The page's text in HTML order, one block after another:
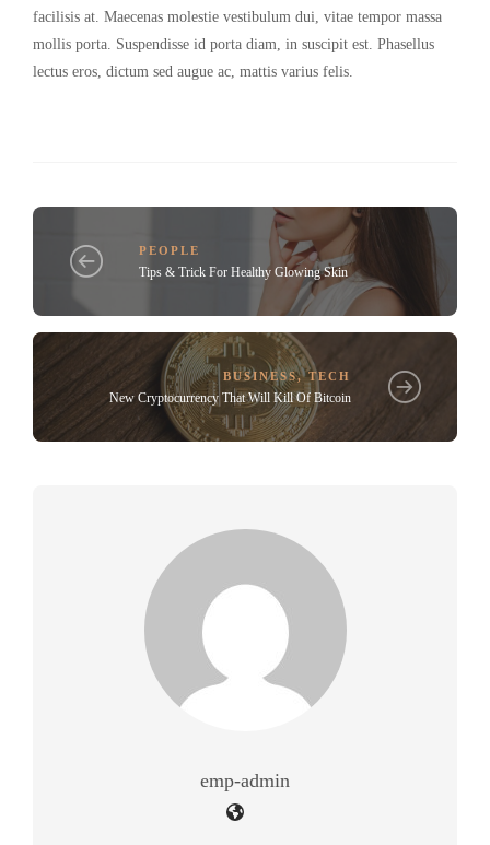
facilisis at. Maecenas molestie vestibulum dui, vitae tempor massa
mollis porta. Suspendisse id porta diam, in suscipit est. Phasellus
lectus eros, dictum sed augue ac, mattis varius felis.
PEOPLE
Tips & Trick For Healthy Glowing Skin
BUSINESS, TECH
New Cryptocurrency That Will Kill Of Bitcoin
emp-admin